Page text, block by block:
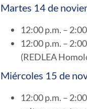
Martes 14 de
12:00 p.m. –
12:00 p.m. –
(REDLEA
Miércoles 15 de
12:00 p.m. –